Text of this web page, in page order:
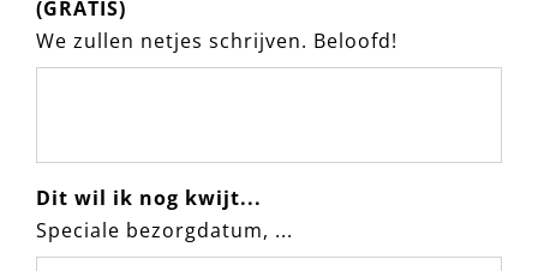
(GRATIS)
We zullen netjes schrijven. Beloofd!
Dit wil ik nog kwijt...
Speciale bezorgdatum, ...